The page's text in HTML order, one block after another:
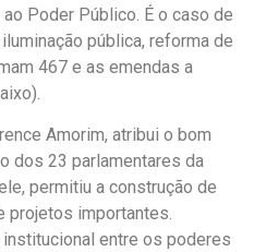
Poder Público. É o caso de
pública, reforma de
467 e as emendas a
Amorim, atribui o bom
dos 23 parlamentares da
permitiu a construção de
projetos importantes.
institucional entre os poderes